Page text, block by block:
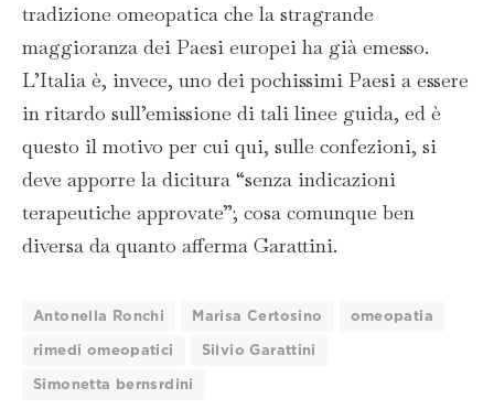
tradizione omeopatica che la stragrande
maggioranza dei Paesi europei ha già emesso.
L’Italia è, invece, uno dei pochissimi Paesi a essere
in ritardo sull’emissione di tali linee guida, ed è
questo il motivo per cui qui, sulle confezioni, si
deve apporre la dicitura “senza indicazioni
terapeutiche approvate”; cosa comunque ben
diversa da quanto afferma Garattini.
Antonella Ronchi Marisa Certosino omeopatia
rimedi omeopatici Silvio Garattini
Simonetta bernsrdini